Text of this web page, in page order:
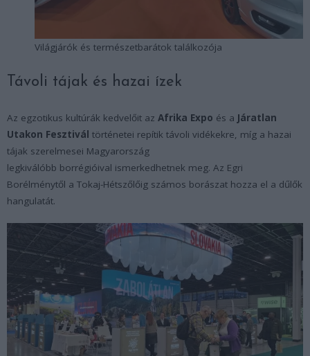
Világjárók és természetbarátok találkozója
Távoli tájak és hazai ízek
Az egzotikus kultúrák kedvelőit az Afrika Expo és a Járatlan
Utakon Fesztivál történetei repítik távoli vidékekre, míg a hazai
tájak szerelmesei Magyarország
legkiválóbb borrégióival ismerkedhetnek meg. Az Egri
Borélménytől a Tokaj-Hétszőlőig számos borászat hozza el a dűlők
hangulatát.